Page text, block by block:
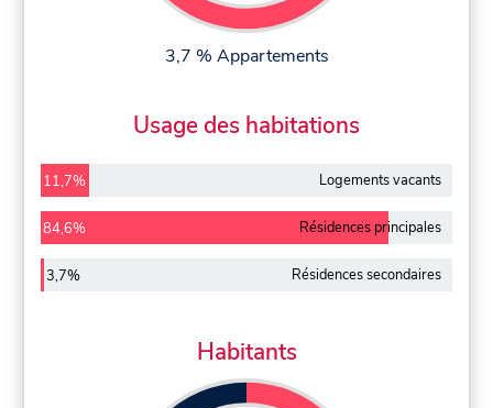
3,7 % Appartements
Usage des habitations
11,7% Logements vacants
84,6% Résidences principales
3,7% Résidences secondaires
Habitants